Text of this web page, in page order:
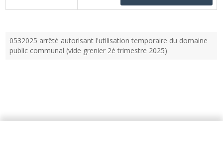
0532025 arrêté autorisant l'utilisation temporaire du domaine
public communal (vide grenier 2è trimestre 2025)